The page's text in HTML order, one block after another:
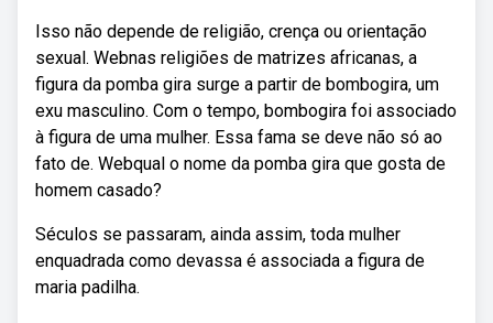
Isso não depende de religião, crença ou orientação
sexual. Webnas religiões de matrizes africanas, a
figura da pomba gira surge a partir de bombogira, um
exu masculino. Com o tempo, bombogira foi associado
à figura de uma mulher. Essa fama se deve não só ao
fato de. Webqual o nome da pomba gira que gosta de
homem casado?
Séculos se passaram, ainda assim, toda mulher
enquadrada como devassa é associada a figura de
maria padilha.